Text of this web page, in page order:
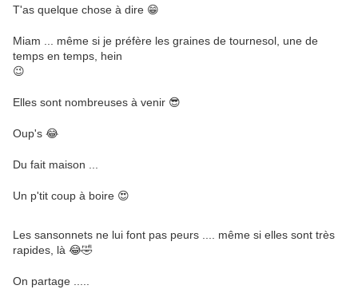
T'as quelque chose à dire 😁
Miam ... même si je préfère les graines de tournesol, une de
temps en temps, hein
😉
Elles sont nombreuses à venir 😎
Oup's 😂
Du fait maison ...
Un p'tit coup à boire 😍
Les sansonnets ne lui font pas peurs .... même si elles sont très
rapides, là 😂🤣
On partage .....